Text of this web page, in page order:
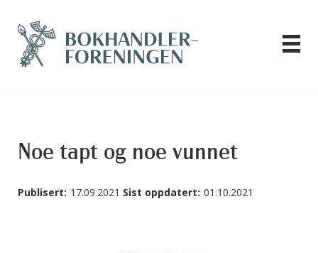
Noe tapt og noe vunnet
Publisert: 17.09.2021 Sist oppdatert: 01.10.2021